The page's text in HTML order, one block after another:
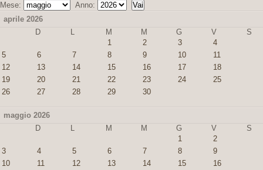
Mese:
Anno:
aprile 2026
D
L M M G V
S
1
2 3
4
5
6 7 8 9 10
11
12
13 14 15 16 17
18
19
20 21 22 23 24
25
26
27 28 29 30
maggio 2026
D
L M M G V
S
1
2
3
4 5 6 7 8
9
10
11 12 13 14 15 16